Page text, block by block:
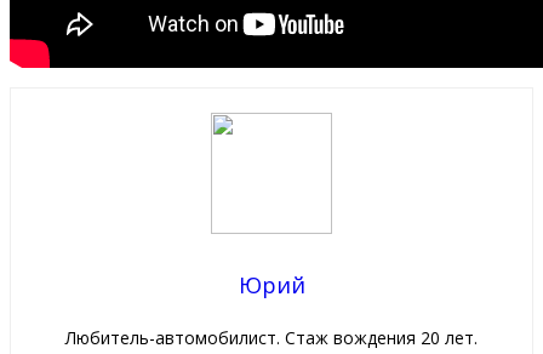
Юрий
Любитель-автомобилист. Стаж вождения 20 лет.